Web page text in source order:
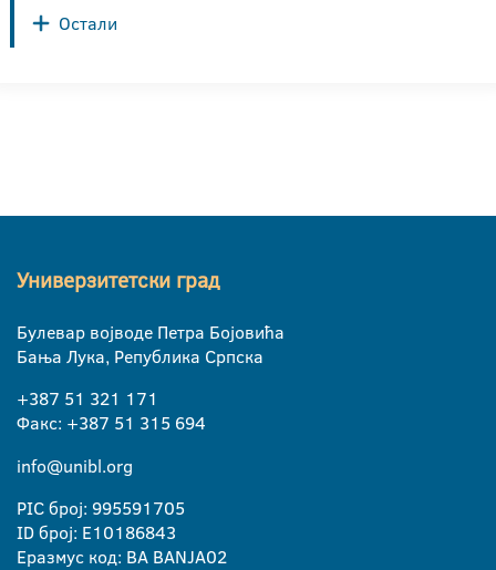
Остали
Универзитетски град
Булевар војводе Петра Бојовића
Бања Лука, Република Српска
+387 51 321 171
Факс: +387 51 315 694
info@unibl.org
PIC број: 995591705
ID број: E10186843
Еразмус код: BA BANJA02